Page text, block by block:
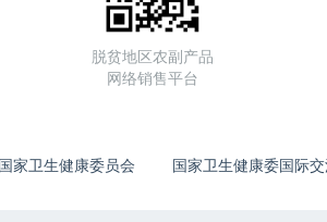
脱贫地区农副产品
网络销售平台
国家卫生健康委员会 国家卫生健康委国际